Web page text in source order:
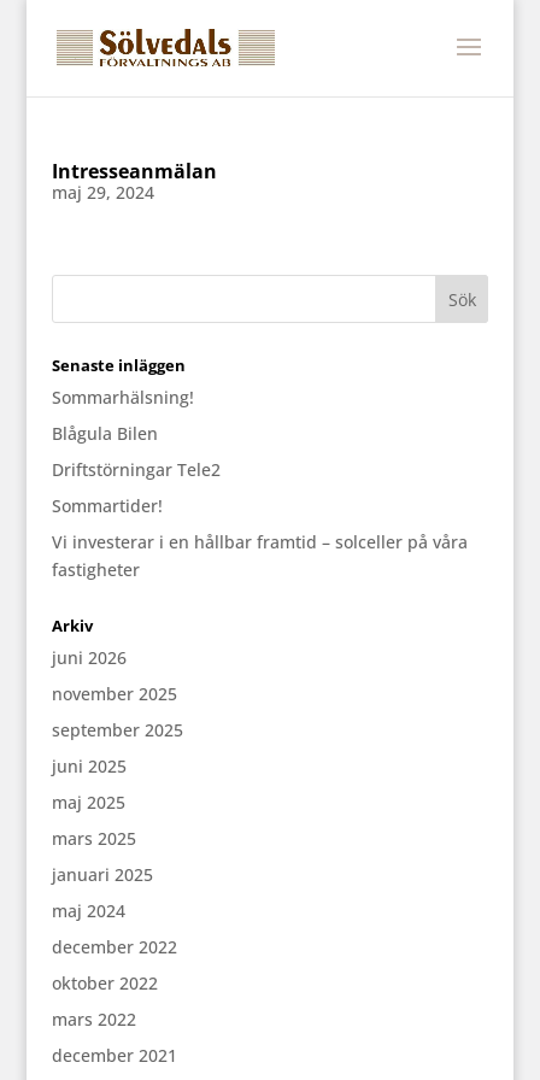
Intresseanmälan
maj 29, 2024
Senaste inläggen
Sommarhälsning!
Blågula Bilen
Driftstörningar Tele2
Sommartider!
Vi investerar i en hållbar framtid – solceller på våra
fastigheter
Arkiv
juni 2026
november 2025
september 2025
juni 2025
maj 2025
mars 2025
januari 2025
maj 2024
december 2022
oktober 2022
mars 2022
december 2021